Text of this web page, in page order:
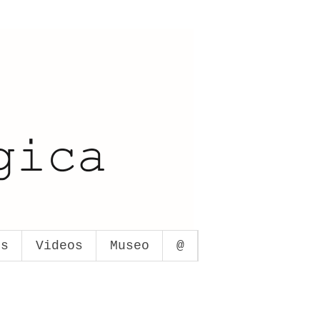
Videos Museo @